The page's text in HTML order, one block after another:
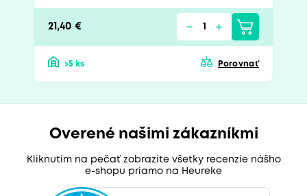
21,40 €
>5 ks Porovnať
Overené našimi zákazníkmi
Kliknutím na pečať zobrazíte všetky recenzie nášho
e-shopu priamo na Heureke